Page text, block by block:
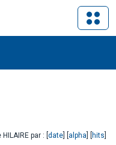
par : [ date alpha hits